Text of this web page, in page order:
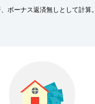
ボーナス返済無しとして計算。